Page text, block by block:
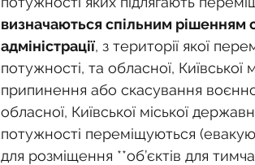
визначаються спільним рішенням
адміністрації, з території якої
потужності, та обласної, Київської
припинення або скасування
обласної, Київської міської
потужності переміщуються
для розміщення **об’єктів для